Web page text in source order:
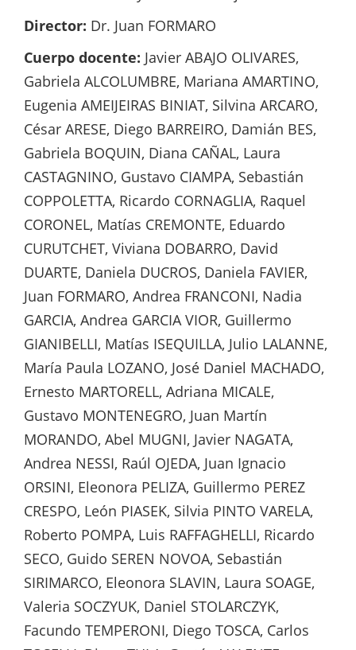
Director: Dr. Juan FORMARO
Cuerpo docente: Javier ABAJO OLIVARES,
Gabriela ALCOLUMBRE, Mariana AMARTINO,
Eugenia AMEIJEIRAS BINIAT, Silvina ARCARO,
César ARESE, Diego BARREIRO, Damián BES,
Gabriela BOQUIN, Diana CAÑAL, Laura
CASTAGNINO, Gustavo CIAMPA, Sebastián
COPPOLETTA, Ricardo CORNAGLIA, Raquel
CORONEL, Matías CREMONTE, Eduardo
CURUTCHET, Viviana DOBARRO, David
DUARTE, Daniela DUCROS, Daniela FAVIER,
Juan FORMARO, Andrea FRANCONI, Nadia
GARCIA, Andrea GARCIA VIOR, Guillermo
GIANIBELLI, Matías ISEQUILLA, Julio LALANNE,
María Paula LOZANO, José Daniel MACHADO,
Ernesto MARTORELL, Adriana MICALE,
Gustavo MONTENEGRO, Juan Martín
MORANDO, Abel MUGNI, Javier NAGATA,
Andrea NESSI, Raúl OJEDA, Juan Ignacio
ORSINI, Eleonora PELIZA, Guillermo PEREZ
CRESPO, León PIASEK, Silvia PINTO VARELA,
Roberto POMPA, Luis RAFFAGHELLI, Ricardo
SECO, Guido SEREN NOVOA, Sebastián
SIRIMARCO, Eleonora SLAVIN, Laura SOAGE,
Valeria SOCZYUK, Daniel STOLARCZYK,
Facundo TEMPERONI, Diego TOSCA, Carlos